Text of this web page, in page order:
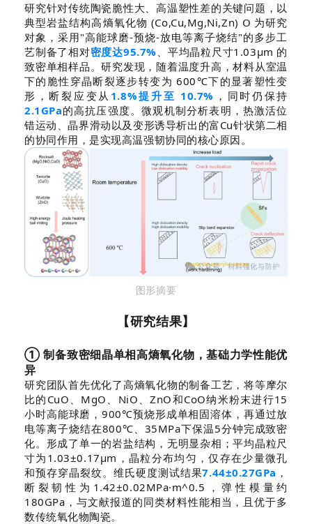
研究针对传统陶瓷脆性大、高温塑性差的关键问题，以
典型岩盐结构高熵氧化物 (Co,Cu,Mg,Ni,Zn) O 为研究
对象，采用"高能球磨-预烧-放电等离子烧结"的多步工
艺制备了相对密度达95.7% 、平均晶粒尺寸1.03μm 的
致密单相样品。研究发现，随着温度升高，材料从室温
下的脆性穿晶断裂逐步转变为 600℃下的显著塑性变
形，断裂应变从 1.8%提升至 10.7% ，同时仍保持
2.1GPa的高抗压强度。微观机制分析表明，热激活位
错运动、晶界滑动以及变形诱导析出的富Cu针状第二相
的协同作用，是实现高温强韧协同的核心原因。
图形摘要
【研究结果】
① 制备致密细晶单相高熵氧化物，基础力学性能优
异
研究团队首先优化了高熵氧化物的制备工艺，将等摩尔
比的CuO、MgO、NiO、ZnO和CoO纳米粉末进行15
小时高能球磨，900℃预烧形成单相固溶体，再通过放
电等离子烧结在800℃、35MPa下保温5分钟完成致密
化。形成了单一的岩盐结构，无明显杂相；平均晶粒尺
寸为1.03±0.17μm，晶粒分布均匀，仅存在少量微孔
和预存穿晶裂纹。维氏硬度测试结果7.44±0.27GPa ，
断裂韧性为1.42±0.02MPa·m^0.5，弹性模量约
180GPa，与文献报道的同类材料性能相当，且优于多
数传统氧化物陶瓷。